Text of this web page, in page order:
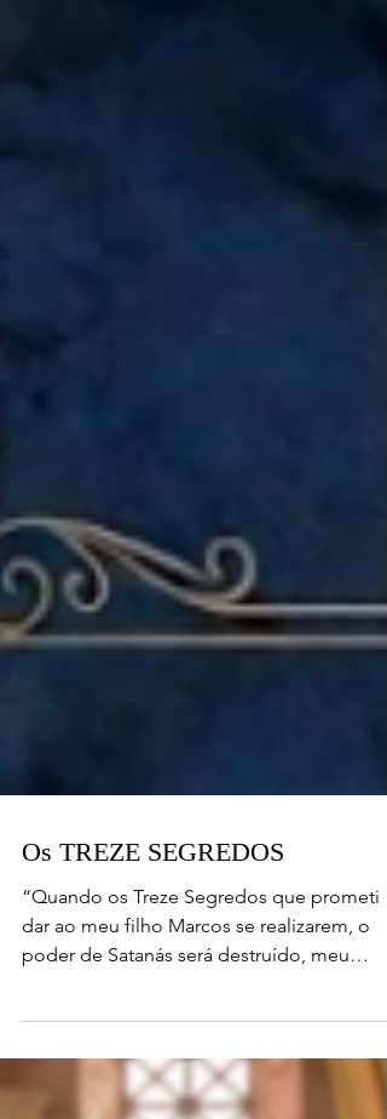
Os TREZE SEGREDOS
“Quando os Treze Segredos que prometi
dar ao meu filho Marcos se realizarem, o
Coração Imaculado triunfará e o meu Filho
Jesus voltará na glória!”